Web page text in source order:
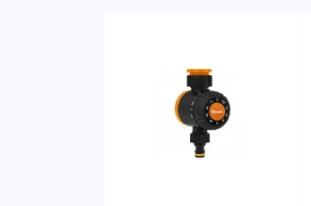
снижает температуру
прямое подключение
простая очистка
отпугивает комаров
абсорбирует пыль,